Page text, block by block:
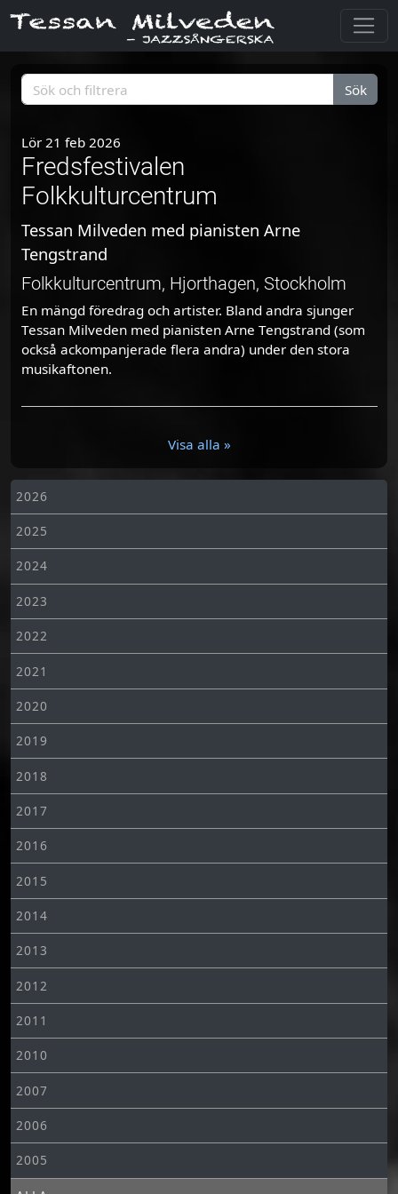
Sök
Lör 21 feb 2026
Fredsfestivalen
Folkkulturcentrum
Tessan Milveden med pianisten Arne
Tengstrand
Folkkulturcentrum, Hjorthagen, Stockholm
En mängd föredrag och artister. Bland andra sjunger
Tessan Milveden med pianisten Arne Tengstrand (som
också ackompanjerade flera andra) under den stora
musikaftonen.
Visa alla »
2026
2025
2024
2023
2022
2021
2020
2019
2018
2017
2016
2015
2014
2013
2012
2011
2010
2007
2006
2005